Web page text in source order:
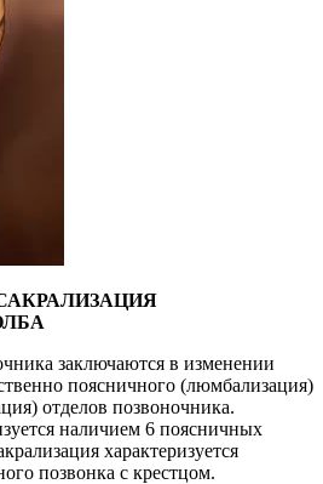
заключаются в изменении
поясничного (люмбализация)
отделов позвоночника.
наличием 6 поясничных
характеризуется
позвонка с крестцом.